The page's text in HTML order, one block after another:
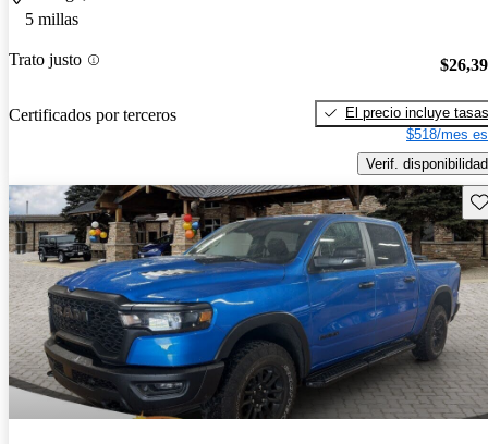
5 millas
Trato justo
Certificados por terceros
El precio incluye tasas
$518/mes
Verif. disponibilidad